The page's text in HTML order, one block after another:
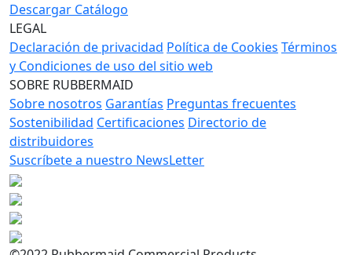
Descargar Catálogo
LEGAL
Declaración de privacidad Política de Cookies Términos
y Condiciones de uso del sitio web
SOBRE RUBBERMAID
Sobre nosotros Garantías Preguntas frecuentes
Sostenibilidad Certificaciones Directorio de
distribuidores
Suscríbete a nuestro NewsLetter